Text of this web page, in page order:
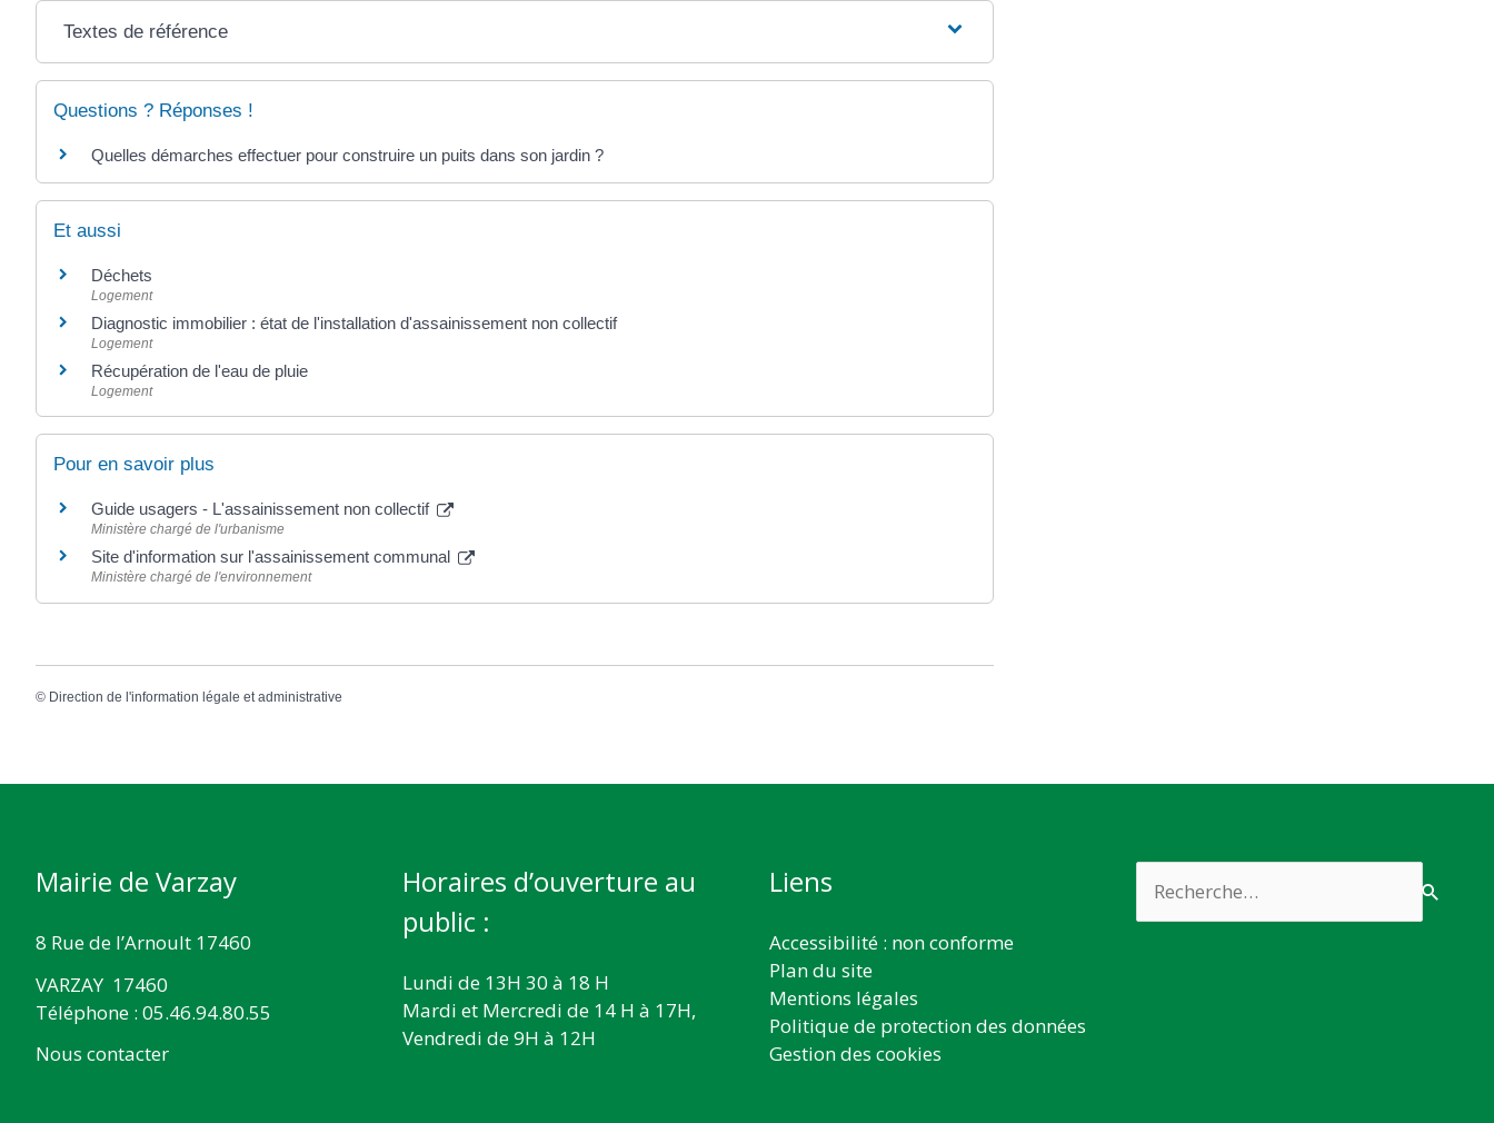
Textes de référence
Questions ? Réponses !
Quelles démarches effectuer pour construire un puits dans son jardin ?
Et aussi
Déchets
Logement
Diagnostic immobilier : état de l'installation d'assainissement non collectif
Logement
Récupération de l'eau de pluie
Logement
Pour en savoir plus
Guide usagers - L'assainissement non collectif
Ministère chargé de l'urbanisme
Site d'information sur l'assainissement communal
Ministère chargé de l'environnement
© Direction de l'information légale et administrative
Mairie de Varzay
8 Rue de l’Arnoult 17460
VARZAY 17460
Téléphone : 05.46.94.80.55
Nous contacter
Horaires d’ouverture au
public :
Lundi de 13H 30 à 18 H
Mardi et Mercredi de 14 H à 17H,
Vendredi de 9H à 12H
Liens
Accessibilité : non conforme
Plan du site
Mentions légales
Politique de protection des données
Gestion des cookies